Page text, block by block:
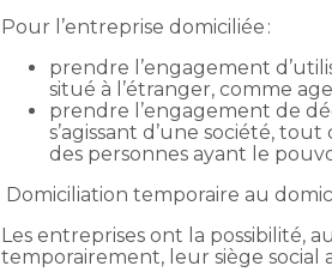
Pour l’entreprise domiciliée :
prendre l’engagement
situé à l’étranger, comme
prendre l’engagement de
s’agissant d’une société,
des personnes ayant le
Domiciliation temporaire au
Les entreprises ont la possibilité,
temporairement, leur siège